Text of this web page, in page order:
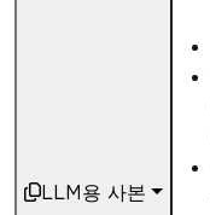
LLM용 사본